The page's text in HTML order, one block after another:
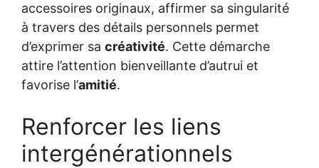
accessoires originaux, affirmer sa singularité
à travers des détails personnels permet
d’exprimer sa créativité. Cette démarche
attire l’attention bienveillante d’autrui et
favorise l’amitié.
Renforcer les liens
intergénérationnels